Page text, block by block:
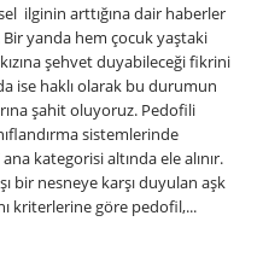
ilginin arttığına dair haberler
yanda hem çocuk yaştaki
şehvet duyabileceği fikrini
ise haklı olarak bu durumun
şahit oluyoruz. Pedofili
sistemlerinde
kategorisi altında ele alınır.
bir nesneye karşı duyulan aşk
kriterlerine göre pedofil,...